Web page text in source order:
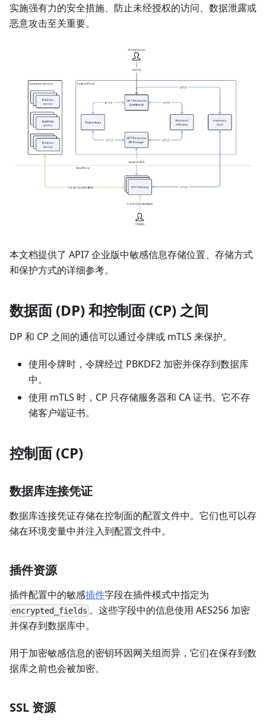
实施强有力的安全措施、防止未经授权的访问、数据泄露或
恶意攻击至关重要。
本文档提供了 API7 企业版中敏感信息存储位置、存储方式
和保护方式的详细参考。
数据面 (DP) 和控制面 (CP) 之间
DP 和 CP 之间的通信可以通过令牌或 mTLS 来保护。
使用令牌时，令牌经过 PBKDF2 加密并保存到数据库
中。
使用 mTLS 时，CP 只存储服务器和 CA 证书。它不存
储客户端证书。
控制面 (CP)
数据库连接凭证
数据库连接凭证存储在控制面的配置文件中。它们也可以存
储在环境变量中并注入到配置文件中。
插件资源
插件配置中的敏感插件字段在插件模式中指定为
encrypted_fields 。这些字段中的信息使用 AES256 加密
并保存到数据库中。
用于加密敏感信息的密钥环因网关组而异，它们在保存到数
据库之前也会被加密。
SSL 资源